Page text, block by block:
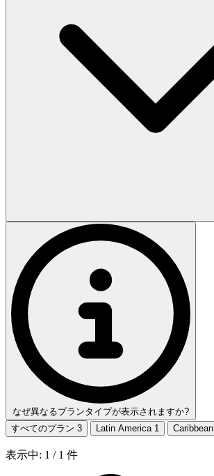
なぜ異なるプランタイプが表示されますか?
すべてのプラン 3 Latin America 1 Caribbean
表示中: 1 / 1 件